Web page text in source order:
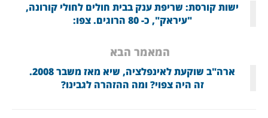
ישות קורסת: שריפת ענק בבית חולים לחולי קורונה,
"עיראק", כ- 80 הרוגים. צפו:
המאמר הבא
ארה"ב שוקעת לאינפלציה, שיא מאז משבר 2008.
זה היה צפוי? ומה ההזהרה לגבינו?